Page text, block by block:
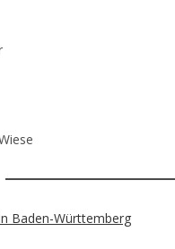
Baden-Württemberg